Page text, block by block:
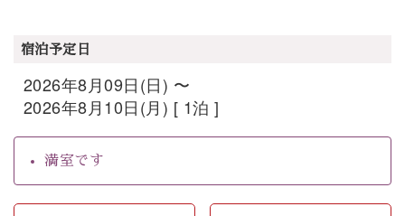
宿泊予定日
2026年8月09日(日) 〜
2026年8月10日(月) [ 1泊 ]
満室です